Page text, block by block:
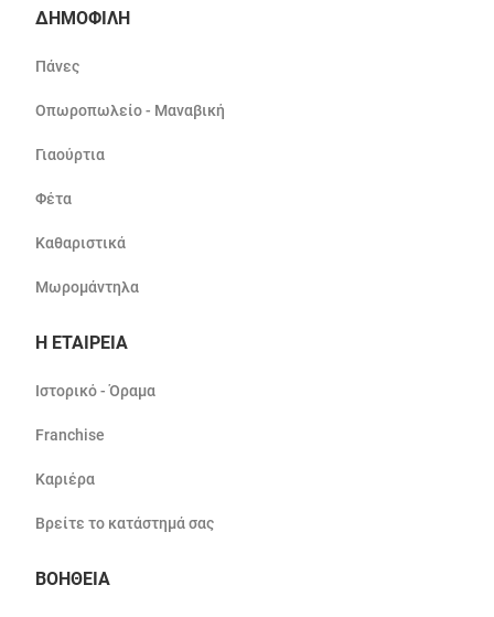
ΔΗΜΟΦΙΛΗ
Πάνες
Οπωροπωλείο - Μαναβική
Γιαούρτια
Φέτα
Καθαριστικά
Μωρομάντηλα
Η ΕΤΑΙΡΕΙΑ
Ιστορικό - Όραμα
Franchise
Καριέρα
Βρείτε το κατάστημά σας
ΒΟΗΘΕΙΑ